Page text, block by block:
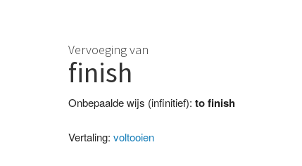
Vervoeging van
finish
Onbepaalde wijs (infinitief): to finish
Vertaling: voltooien